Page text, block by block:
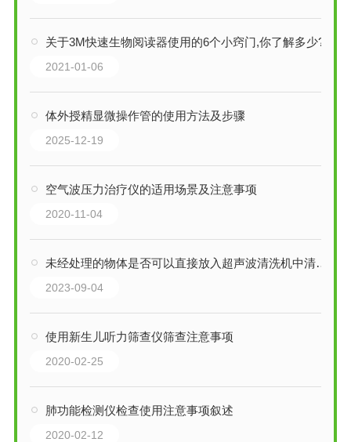
关于3M快速生物阅读器使用的6个小窍门,你了解多少?
2021-01-06
体外授精显微操作管的使用方法及步骤
2025-12-19
空气波压力治疗仪的适用场景及注意事项
2020-11-04
未经处理的物体是否可以直接放入超声波清洗机中清洗？
2023-09-04
使用新生儿听力筛查仪筛查注意事项
2020-02-25
肺功能检测仪检查使用注意事项叙述
2020-02-12